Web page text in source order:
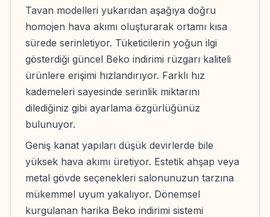
Tavan modelleri yukarıdan aşağıya doğru
homojen hava akımı oluşturarak ortamı kısa
sürede serinletiyor. Tüketicilerin yoğun ilgi
gösterdiği güncel Beko indirimi rüzgarı kaliteli
ürünlere erişimi hızlandırıyor. Farklı hız
kademeleri sayesinde serinlik miktarını
dilediğiniz gibi ayarlama özgürlüğünüz
bulunuyor.
Geniş kanat yapıları düşük devirlerde bile
yüksek hava akımı üretiyor. Estetik ahşap veya
metal gövde seçenekleri salonunuzun tarzına
mükemmel uyum yakalıyor. Dönemsel
kurgulanan harika Beko indirimi sistemi